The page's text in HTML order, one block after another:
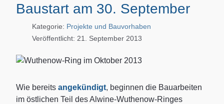
Baustart am 30. September
Kategorie: Projekte und Bauvorhaben
Veröffentlicht: 21. September 2013
Wie bereits angekündigt, beginnen die Bauarbeiten
im östlichen Teil des Alwine-Wuthenow-Ringes